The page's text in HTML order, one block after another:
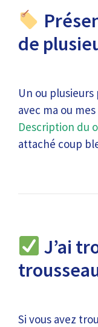
de
Un ou
avec ma ou
Description du
attaché coup
J’ai
Si vous avez